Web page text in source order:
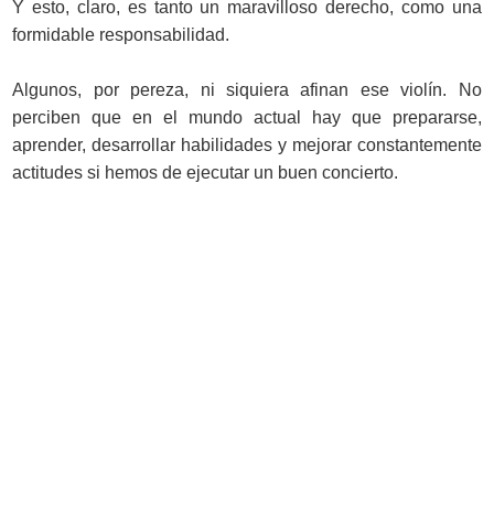
Y esto, claro, es tanto un maravilloso derecho, como una
formidable responsabilidad.
Algunos, por pereza, ni siquiera afinan ese violín. No
perciben que en el mundo actual hay que prepararse,
aprender, desarrollar habilidades y mejorar constantemente
actitudes si hemos de ejecutar un buen concierto.